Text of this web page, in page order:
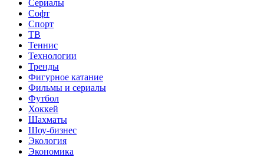
Сериалы
Софт
Спорт
ТВ
Теннис
Технологии
Тренды
Фигурное катание
Фильмы и сериалы
Футбол
Хоккей
Шахматы
Шоу-бизнес
Экология
Экономика